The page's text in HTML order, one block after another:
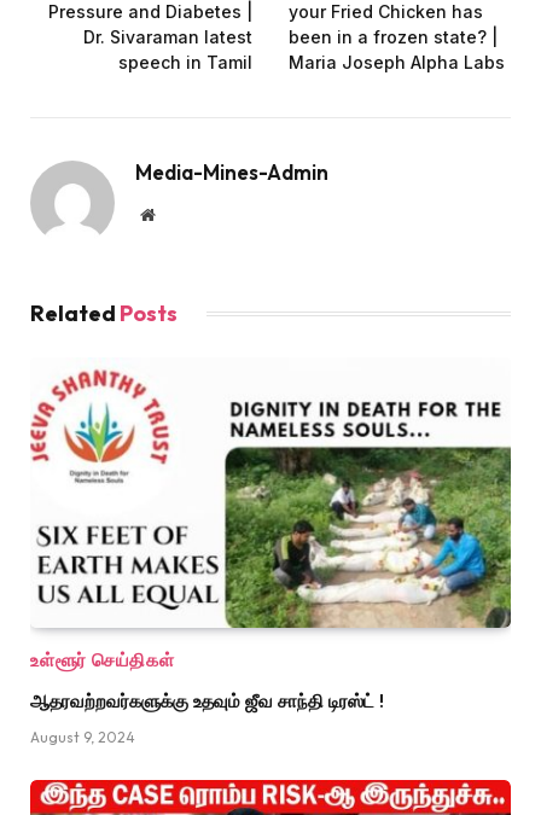
Pressure and Diabetes |
Dr. Sivaraman latest
speech in Tamil
your Fried Chicken has
been in a frozen state? |
Maria Joseph Alpha Labs
Media-Mines-Admin
Website
Related Posts
உள்ளூர் செய்திகள்
ஆதரவற்றவர்களுக்கு உதவும் ஜீவ சாந்தி டிரஸ்ட் !
August 9, 2024